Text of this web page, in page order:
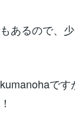
あるので、
で